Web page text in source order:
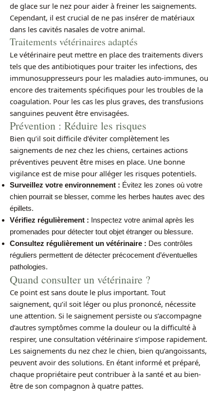
de glace sur le nez pour aider à freiner les saignements.
Cependant, il est crucial de ne pas insérer de matériaux
dans les cavités nasales de votre animal.
Traitements vétérinaires adaptés
Le vétérinaire peut mettre en place des traitements divers
tels que des antibiotiques pour traiter les infections, des
immunosuppresseurs pour les maladies auto-immunes, ou
encore des traitements spécifiques pour les troubles de la
coagulation. Pour les cas les plus graves, des transfusions
sanguines peuvent être envisagées.
Prévention : Réduire les risques
Bien qu’il soit difficile d’éviter complètement les
saignements de nez chez les chiens, certaines actions
préventives peuvent être mises en place. Une bonne
vigilance est de mise pour alléger les risques potentiels.
Surveillez votre environnement : Évitez les zones où votre
chien pourrait se blesser, comme les herbes hautes avec des
épillets.
Vérifiez régulièrement : Inspectez votre animal après les
promenades pour détecter tout objet étranger ou blessure.
Consultez régulièrement un vétérinaire : Des contrôles
réguliers permettent de détecter précocement d’éventuelles
pathologies.
Quand consulter un vétérinaire ?
Ce point est sans doute le plus important. Tout
saignement, qu’il soit léger ou plus prononcé, nécessite
une attention. Si le saignement persiste ou s’accompagne
d’autres symptômes comme la douleur ou la difficulté à
respirer, une consultation vétérinaire s’impose rapidement.
Les saignements du nez chez le chien, bien qu’angoissants,
peuvent avoir des solutions. En étant informé et préparé,
chaque propriétaire peut contribuer à la santé et au bien-
être de son compagnon à quatre pattes.